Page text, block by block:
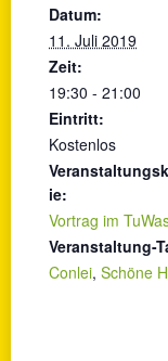
Datum:
11. Juli 2019
Zeit:
19:30 - 21:00
Eintritt:
Kostenlos
ie:
Vortrag im
Veranstaltung-
Conlei, Schöne